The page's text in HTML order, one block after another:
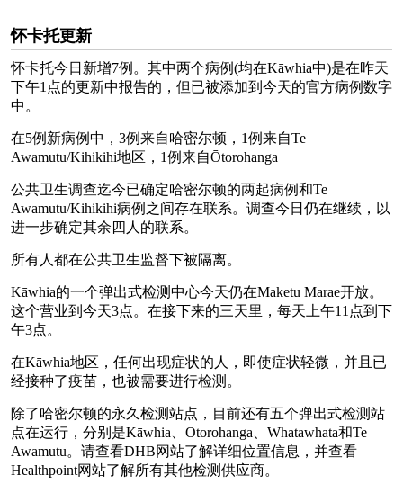
怀卡托更新
怀卡托今日新增7例。其中两个病例(均在Kāwhia中)是在昨天
下午1点的更新中报告的，但已被添加到今天的官方病例数字
中。
在5例新病例中，3例来自哈密尔顿，1例来自Te
Awamutu/Kihikihi地区，1例来自Ōtorohanga
公共卫生调查迄今已确定哈密尔顿的两起病例和Te
Awamutu/Kihikihi病例之间存在联系。调查今日仍在继续，以
进一步确定其余四人的联系。
所有人都在公共卫生监督下被隔离。
Kāwhia的一个弹出式检测中心今天仍在Maketu Marae开放。
这个营业到今天3点。在接下来的三天里，每天上午11点到下
午3点。
在Kāwhia地区，任何出现症状的人，即使症状轻微，并且已
经接种了疫苗，也被需要进行检测。
除了哈密尔顿的永久检测站点，目前还有五个弹出式检测站
点在运行，分别是Kāwhia、Ōtorohanga、Whatawhata和Te
Awamutu。请查看DHB网站了解详细位置信息，并查看
Healthpoint网站了解所有其他检测供应商。